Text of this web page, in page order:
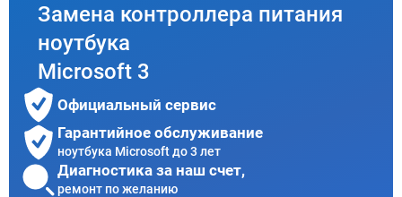
Замена контроллера питания
ноутбука
Microsoft 3
Официальный сервис
Гарантийное обслуживание
ноутбука Microsoft до 3 лет
Диагностика за наш счет,
ремонт по желанию